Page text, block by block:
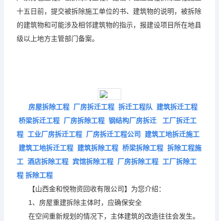
十五日前，提交被拆除施工单位的书、建筑物的说明，被拆除
的建筑物和可能涉及相邻建筑物的指示，报建设项目所在地县
级以上地方主管部门备案。
房屋拆除工程 厂房拆迁工程 拆迁工程队 建筑拆迁工程
桥梁拆迁工程 厂房拆除工程 钢结构厂房拆迁 工厂拆迁工
程 工业厂房拆迁工程 厂房拆迁工程公司 建筑工地拆迁施工
建筑工地拆迁工程 建筑拆除工程 桥梁拆除工程 拆除工程施
工 酒店拆除工程 宾馆拆除工程 厂房拆除工程 工厂拆除工
程 拆除工程
【山西金和悦物资回收有限公司】为您介绍：
1、房屋重建拆除主体时，应确保安全
在空间重新规划的情况下，主体建筑的改造往往会发生。